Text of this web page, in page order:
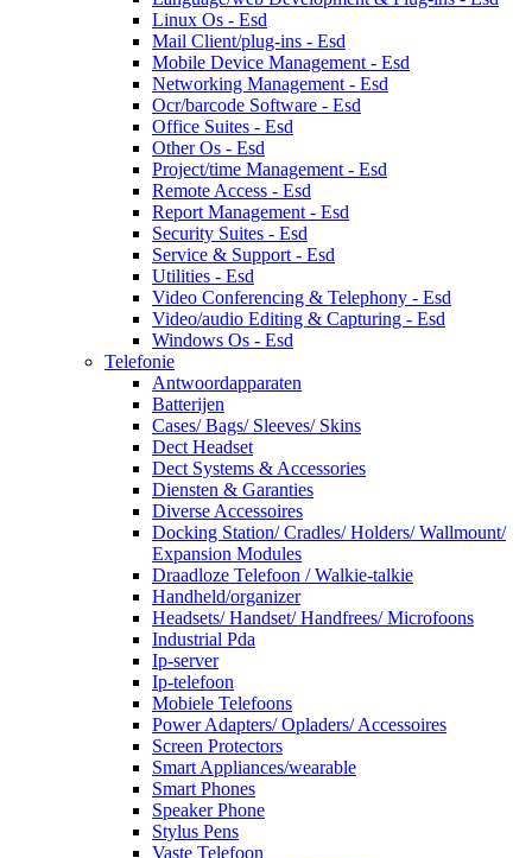
Linux Os - Esd
Mail Client/plug-ins - Esd
Mobile Device Management - Esd
Networking Management - Esd
Ocr/barcode Software - Esd
Office Suites - Esd
Other Os - Esd
Project/time Management - Esd
Remote Access - Esd
Report Management - Esd
Security Suites - Esd
Service & Support - Esd
Utilities - Esd
Video Conferencing & Telephony - Esd
Video/audio Editing & Capturing - Esd
Windows Os - Esd
Telefonie
Antwoordapparaten
Batterijen
Cases/ Bags/ Sleeves/ Skins
Dect Headset
Dect Systems & Accessories
Diensten & Garanties
Diverse Accessoires
Docking Station/ Cradles/ Holders/ Wallmount/
Expansion Modules
Draadloze Telefoon / Walkie-talkie
Handheld/organizer
Headsets/ Handset/ Handfrees/ Microfoons
Industrial Pda
Ip-server
Ip-telefoon
Mobiele Telefoons
Power Adapters/ Opladers/ Accessoires
Screen Protectors
Smart Appliances/wearable
Smart Phones
Speaker Phone
Stylus Pens
Vaste Telefoon